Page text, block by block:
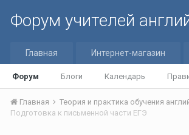
Форум учителей
Главная Интернет-магазин
Форум Блоги Календарь
Главная
Подготовка к письменной части ЕГЭ